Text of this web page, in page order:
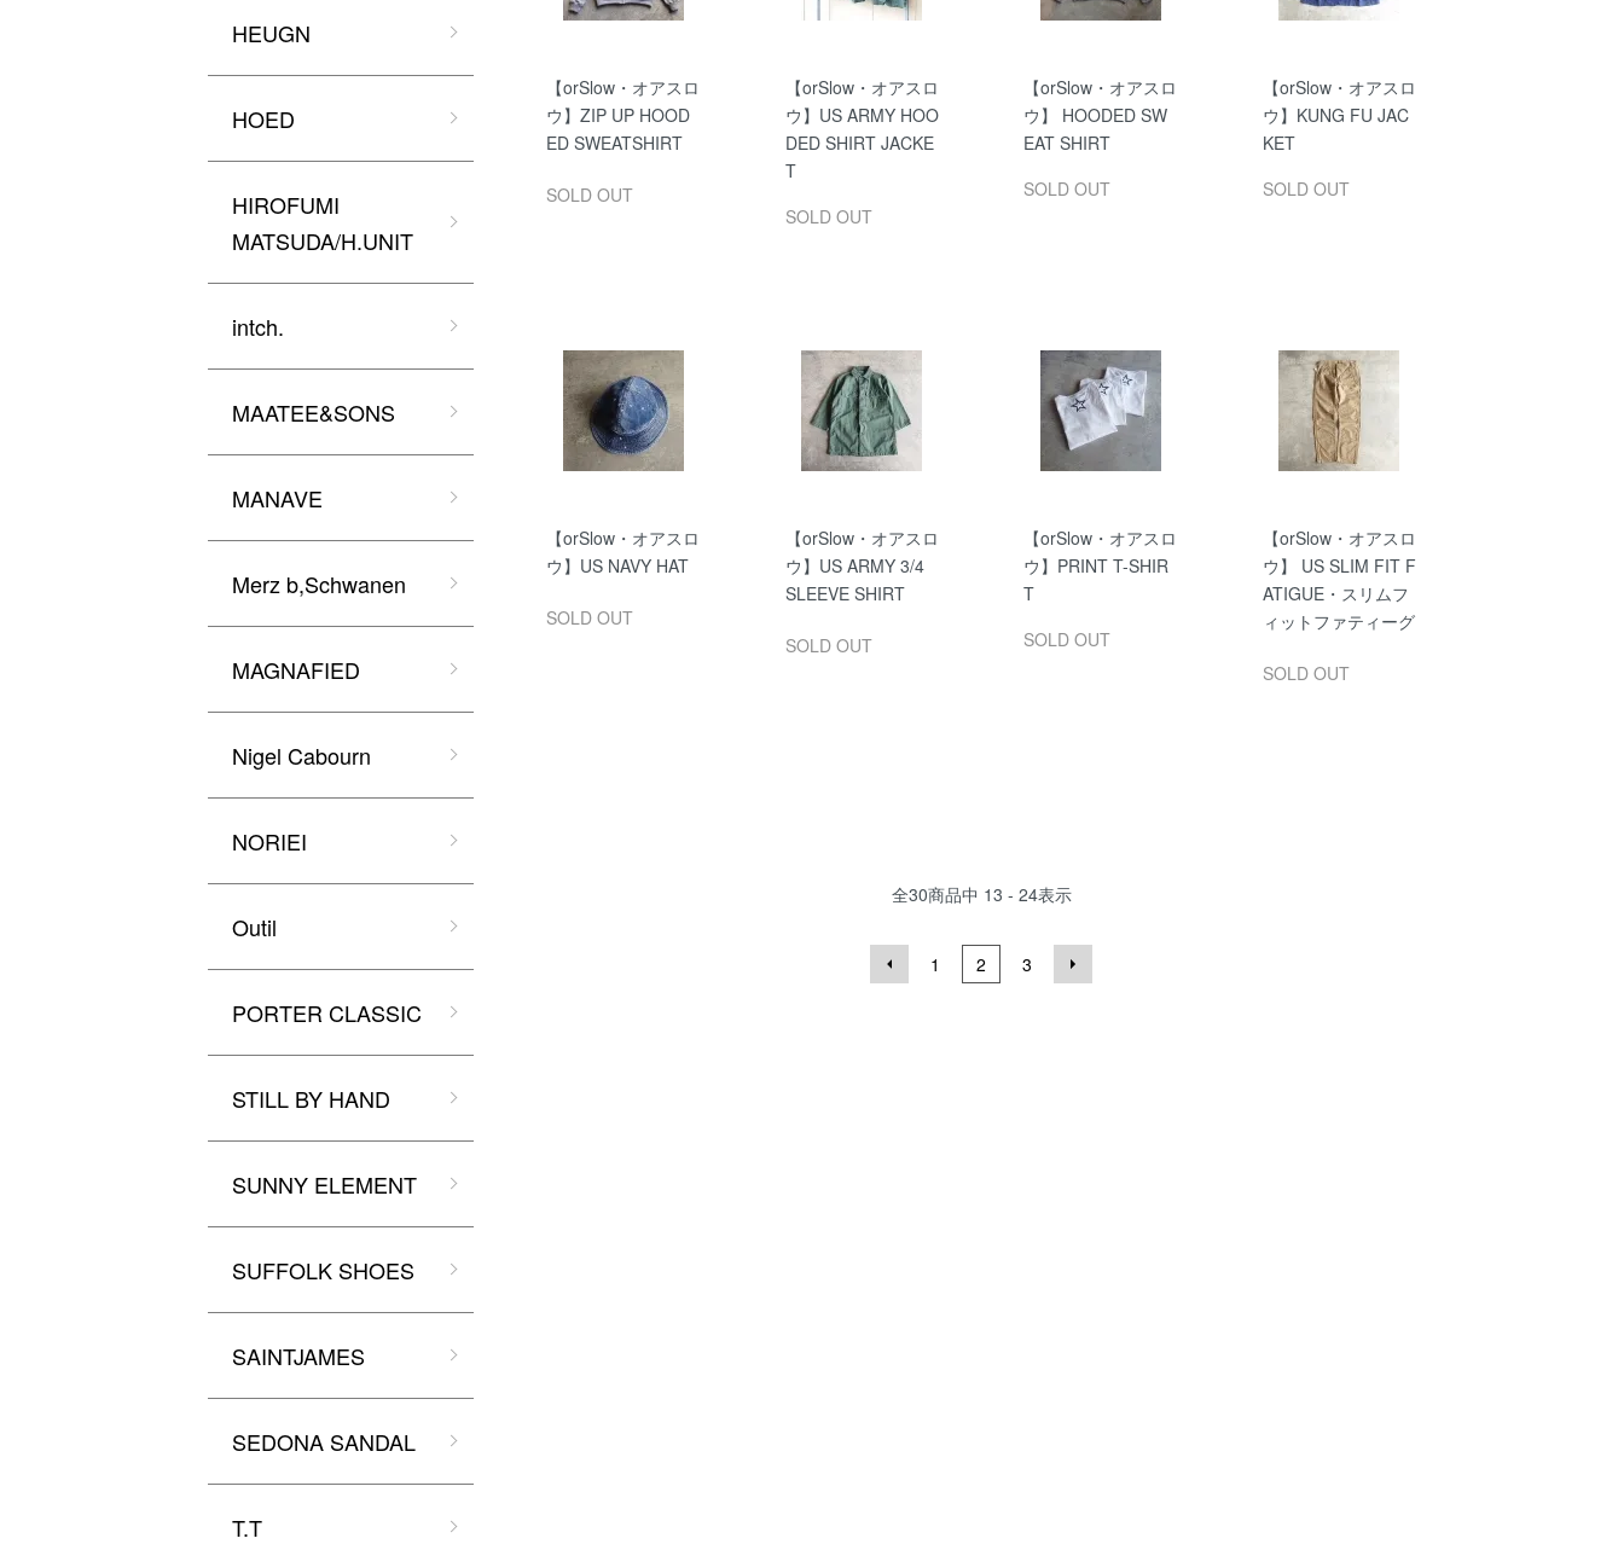
【orSlow・オアスロ
ウ】ZIP UP HOOD
ED SWEATSHIRT
SOLD OUT
【orSlow・オアスロ
ウ】US ARMY HOO
DED SHIRT JACKE
T
SOLD OUT
【orSlow・オアスロ
ウ】 HOODED SW
EAT SHIRT
SOLD OUT
【orSlow・オアスロ
ウ】KUNG FU JAC
KET
SOLD OUT
【orSlow・オアスロ
ウ】US NAVY HAT
SOLD OUT
【orSlow・オアスロ
ウ】US ARMY 3/4
SLEEVE SHIRT
SOLD OUT
【orSlow・オアスロ
ウ】PRINT T-SHIR
T
SOLD OUT
【orSlow・オアスロ
ウ】 US SLIM FIT F
ATIGUE・スリムフ
ィットファティーグ
SOLD OUT
全30商品中 13 - 24表示
1 2 3
HEUGN
HOED
HIROFUMI
MATSUDA/H.UNIT
intch.
MAATEE&SONS
MANAVE
Merz b,Schwanen
MAGNAFIED
Nigel Cabourn
NORIEI
Outil
PORTER CLASSIC
STILL BY HAND
SUNNY ELEMENT
SUFFOLK SHOES
SAINTJAMES
SEDONA SANDAL
T.T